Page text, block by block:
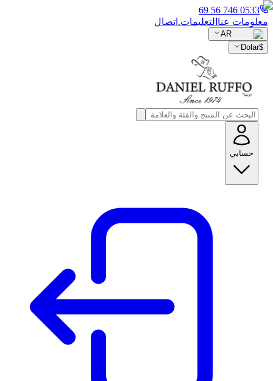
0533 746 56 69
معلومات عنا التعليمات. اتصال
AR
$
Dolar
حسابي